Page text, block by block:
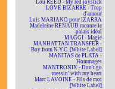
Lou REED - My red joystick
LOVE BIZARRE - Trop
d'amour
Luis MARIANO pour IZARRA
Madeleine RENAUD raconte le
palais idéal
MAGGI - Magie
MANHATTAN TRANSFER -
Boy from N.Y.C. [White Label]
MANITAS de PLATA -
Hommages
MANTRONIX - Don't go
messin' with my heart
Marc LAVOINE - Fils de moi
[White Label]